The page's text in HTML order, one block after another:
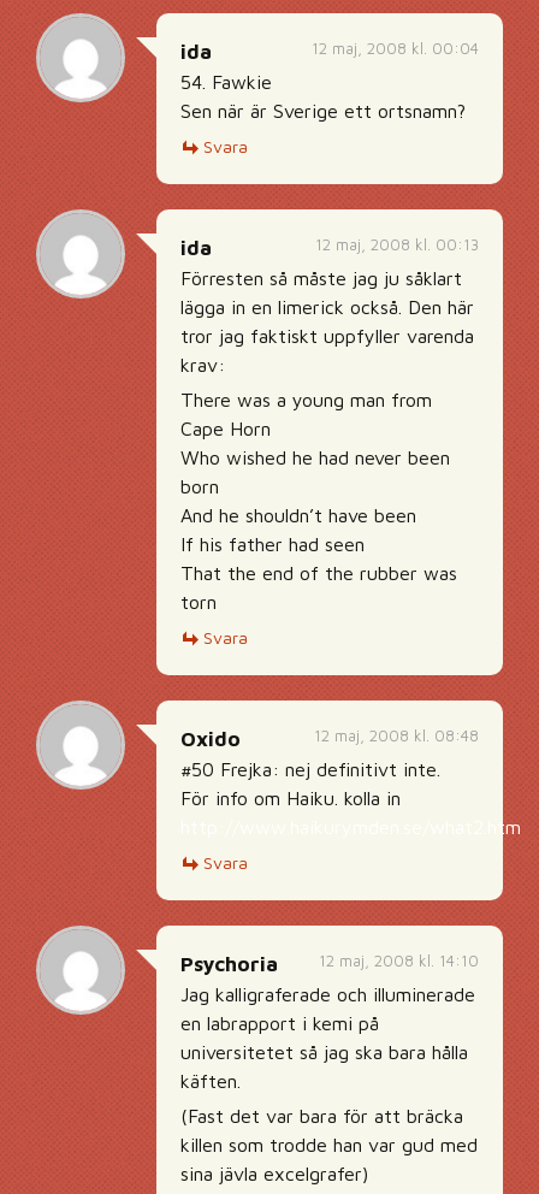
12 maj, 2008 kl. 00:04
ida
54. Fawkie
Sen när är Sverige ett ortsnamn?
Svara
12 maj, 2008 kl. 00:13
ida
Förresten så måste jag ju såklart
lägga in en limerick också. Den här
tror jag faktiskt uppfyller varenda
krav:
There was a young man from
Cape Horn
Who wished he had never been
born
And he shouldn’t have been
If his father had seen
That the end of the rubber was
torn
Svara
12 maj, 2008 kl. 08:48
Oxido
#50 Frejka: nej definitivt inte.
För info om Haiku. kolla in
http://www.haikurymden.se/what2.htm
Svara
12 maj, 2008 kl. 14:10
Psychoria
Jag kalligraferade och illuminerade
en labrapport i kemi på
universitetet så jag ska bara hålla
käften.
(Fast det var bara för att bräcka
killen som trodde han var gud med
sina jävla excelgrafer)